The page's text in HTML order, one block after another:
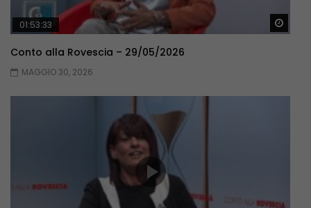
01:53:33
Conto alla Rovescia – 29/05/2026
MAGGIO 30, 2026